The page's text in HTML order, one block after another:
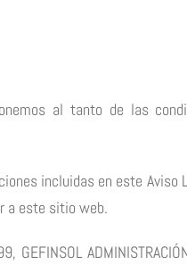
al tanto de las
incluidas en este Aviso
a este sitio web.